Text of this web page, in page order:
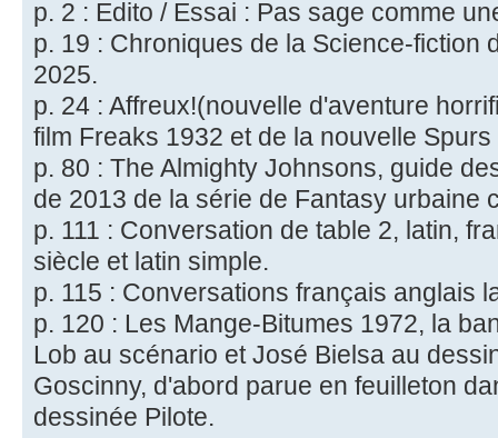
p. 2 : Edito / Essai : Pas sage comme
p. 19 : Chroniques de la Science-fiction
2025.
p. 24 : Affreux!(nouvelle d'aventure
film Freaks 1932 et de la nouvelle Spurs
p. 80 : The Almighty Johnsons, guide
de 2013 de la série de Fantasy urbaine
p. 111 : Conversation de table 2, latin,
siècle et latin simple.
p. 115 : Conversations français anglais
p. 120 : Les Mange-Bitumes 1972, la
Lob au scénario et José Bielsa au
Goscinny, d'abord parue en feuilleton
dessinée Pilote.